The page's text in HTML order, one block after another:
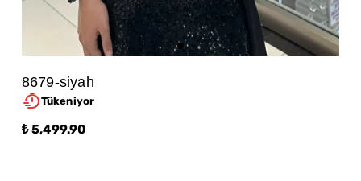
8679-siyah
Tükeniyor
₺ 5,499.90